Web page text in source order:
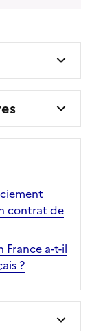
contrat de
France a-t-il
?